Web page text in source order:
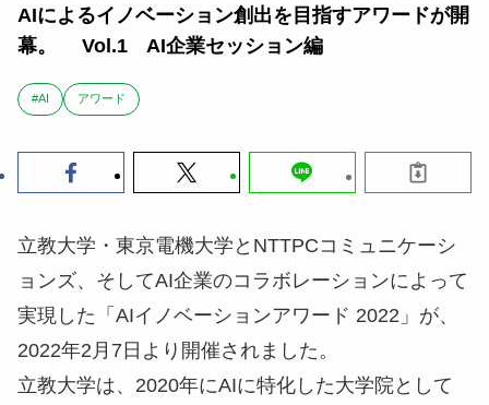
AIによるイノベーション創出を目指すアワードが開
幕。 Vol.1 AI企業セッション編
#AI アワード
立教大学・東京電機大学とNTTPCコミュニケーシ
ョンズ、そしてAI企業のコラボレーションによって
実現した「AIイノベーションアワード 2022」が、
2022年2月7日より開催されました。
立教大学は、2020年にAIに特化した大学院として